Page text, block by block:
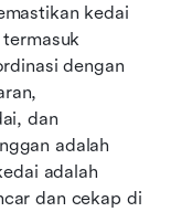
kedai
dengan
dan
adalah
adalah
dan cekap di